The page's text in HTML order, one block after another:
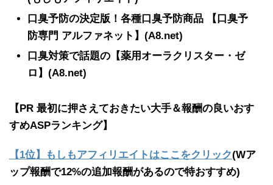
口臭予防の決定版！各種口臭予防商品 【口臭予
防専門 アルファネット】(A8.net)
口臭対策で話題の【薬用オーラクリスター・ゼ
ロ】(A8.net)
【PR 最初に押さえておきたい大手＆報酬の良いおす
すめASPランキング】
【1位】もしもアフィリエイトはここをクリック(Wア
ップ報酬で12%の追加報酬があるので特おすすめ)